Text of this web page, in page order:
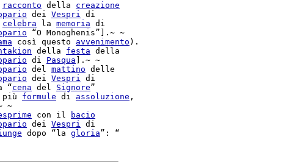
racconto della creazione
dei Vespri di
celebra la memoria di
“O Monoghenis”].~ ~
così questo avvenimento ).
della festa della
di Pasqua ].~ ~
del mattino delle
dei Vespri
“cena del Signore”
più formule di assoluzione ,
~
con il
bacio
dei Vespri di
dopo “la gloria